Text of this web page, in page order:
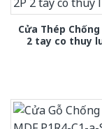
Cửa Thép Chống
2 tay co thuy